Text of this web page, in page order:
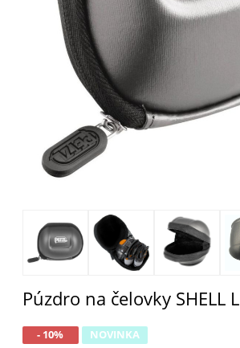
Púzdro na čelovky SHELL L
- 10% NOVINKA